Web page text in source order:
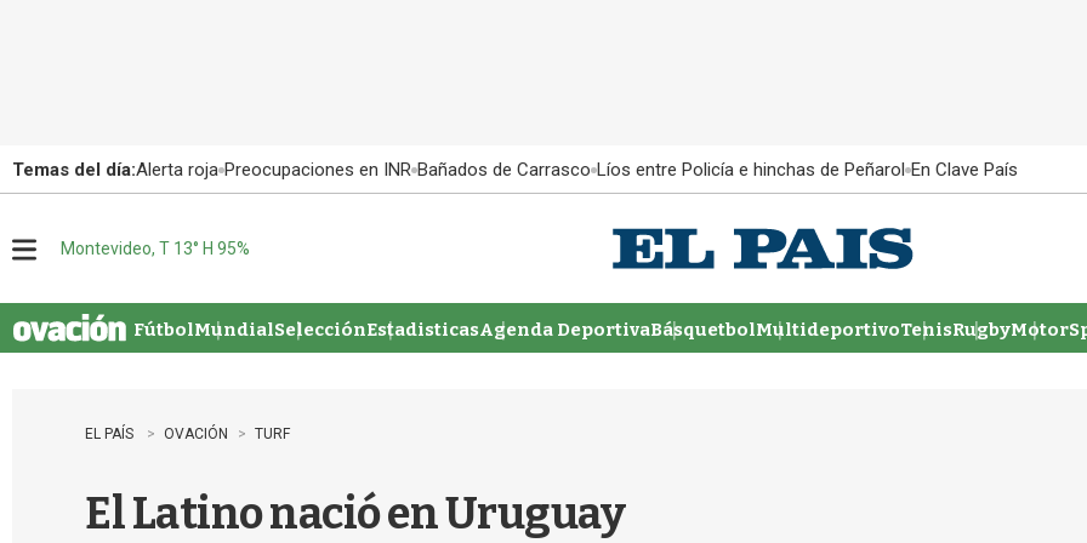
Temas del día:Alerta roja Preocupaciones en INR Bañados de Carrasco Líos entre Policía e hinchas de Peñarol En Clave País
u
Montevideo, T 13° H 95%
FútbolMundialSelecciónEstadisticasAgenda DeportivaBásquetbolMultideportivoTenisRugby
EL PAÍS OVACIÓN TURF
El Latino nació en Uruguay